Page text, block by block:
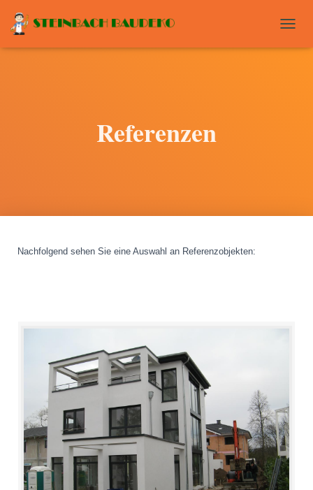
O
Referenzen
Nachfolgend sehen Sie eine Auswahl an Referenzobjekten: